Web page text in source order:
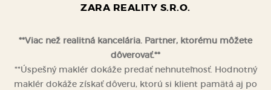
ZARA REALITY S.R.O.
**Viac než realitná kancelária. Partner, ktorému môžete
dôverovať.**
**Úspešný maklér dokáže predať nehnuteľnosť. Hodnotný
maklér dokáže získať dôveru, ktorú si klient pamätá aj po